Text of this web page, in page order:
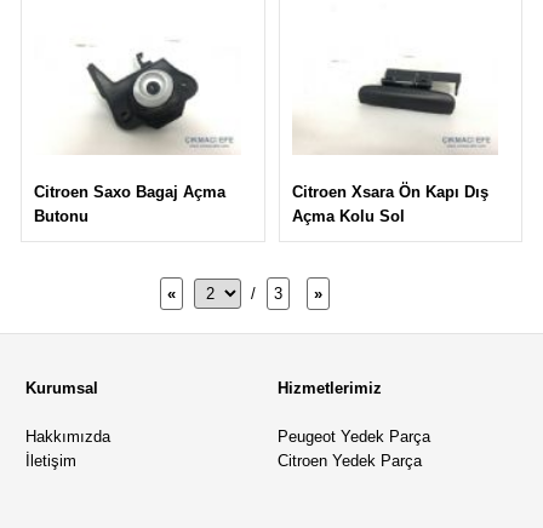
Citroen Saxo Bagaj Açma
Butonu
Citroen Xsara Ön Kapı Dış
Açma Kolu Sol
« / 3 »
Kurumsal
Hakkımızda
İletişim
Hizmetlerimiz
Peugeot Yedek Parça
Citroen Yedek Parça